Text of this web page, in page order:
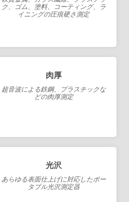
ク、ゴム、塗料、コーティング、ラ
イニングの圧痕硬さ測定
肉厚
超音波による鉄鋼、プラスチックな
どの肉厚測定
光沢
あらゆる表面仕上げに対応したポー
タブル光沢測定器